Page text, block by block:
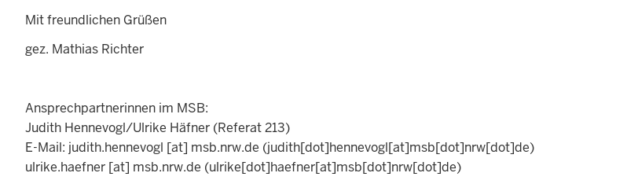
Mit freundlichen Grüßen
gez. Mathias Richter
Ansprechpartnerinnen im MSB:
Judith Hennevogl/Ulrike Häfner (Referat 213)
E-Mail: judith.hennevogl [at] msb.nrw.de (judith[dot]hennevogl[at]msb[dot]nrw[dot]de)
ulrike.haefner [at] msb.nrw.de (ulrike[dot]haefner[at]msb[dot]nrw[dot]de)